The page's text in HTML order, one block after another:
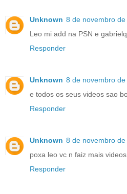
Unknown 8 de novembro
Leo mi add na PSN e
Responder
Unknown 8 de novembro
e todos os seus videos sao
Responder
Unknown 8 de novembro
poxa leo vc n faiz mais
Responder